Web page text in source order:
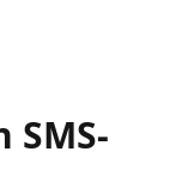
SMS-